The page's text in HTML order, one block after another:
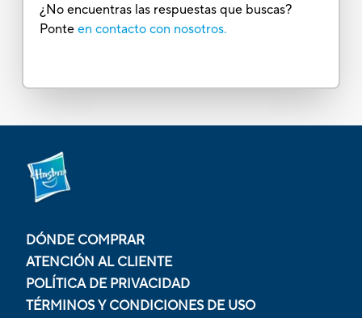
¿No encuentras las respuestas que buscas?
Ponte en contacto con nosotros.
DÓNDE COMPRAR
ATENCIÓN AL CLIENTE
POLÍTICA DE PRIVACIDAD
TÉRMINOS Y CONDICIONES DE USO